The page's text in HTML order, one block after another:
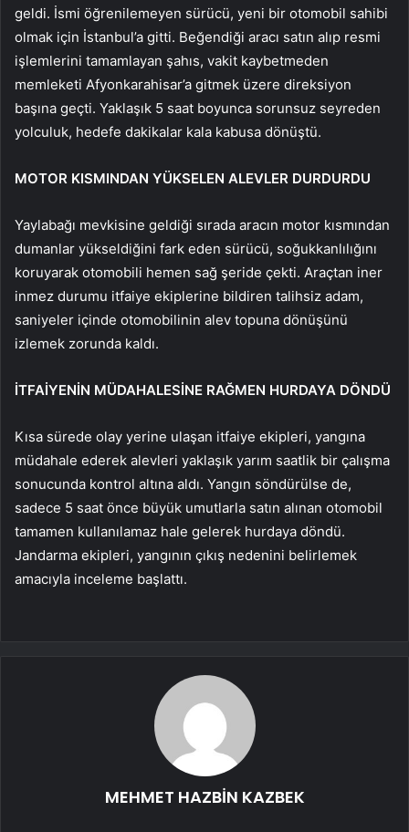
geldi. İsmi öğrenilemeyen sürücü, yeni bir otomobil sahibi
olmak için İstanbul’a gitti. Beğendiği aracı satın alıp resmi
işlemlerini tamamlayan şahıs, vakit kaybetmeden
memleketi Afyonkarahisar’a gitmek üzere direksiyon
başına geçti. Yaklaşık 5 saat boyunca sorunsuz seyreden
yolculuk, hedefe dakikalar kala kabusa dönüştü.
MOTOR KISMINDAN YÜKSELEN ALEVLER DURDURDU
Yaylabağı mevkisine geldiği sırada aracın motor kısmından
dumanlar yükseldiğini fark eden sürücü, soğukkanlılığını
koruyarak otomobili hemen sağ şeride çekti. Araçtan iner
inmez durumu itfaiye ekiplerine bildiren talihsiz adam,
saniyeler içinde otomobilinin alev topuna dönüşünü
izlemek zorunda kaldı.
İTFAİYENİN MÜDAHALESİNE RAĞMEN HURDAYA DÖNDÜ
Kısa sürede olay yerine ulaşan itfaiye ekipleri, yangına
müdahale ederek alevleri yaklaşık yarım saatlik bir çalışma
sonucunda kontrol altına aldı. Yangın söndürülse de,
sadece 5 saat önce büyük umutlarla satın alınan otomobil
tamamen kullanılamaz hale gelerek hurdaya döndü.
Jandarma ekipleri, yangının çıkış nedenini belirlemek
amacıyla inceleme başlattı.
MEHMET HAZBİN KAZBEK